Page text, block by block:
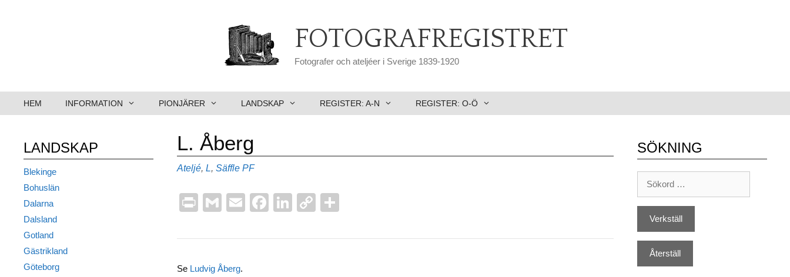
FOTOGRAFREGISTRET
Fotografer och ateljéer i Sverige 1839-1920
HEM INFORMATION PIONJÄRER LANDSKAP REGISTER: A-N REGISTER: O-Ö
L. Åberg
Kategorier
Ateljé, L, Säffle Etiketter
PF
Pr
t
G
ail
E
ail
F
c
Li
k
C
p
a
Se Ludvig Åberg.
LANDSKAP
Blekinge
Bohuslän
Dalarna
Dalsland
Gotland
Gästrikland
Göteborg
SÖKNING